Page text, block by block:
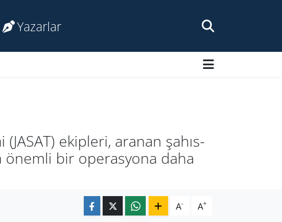
Yazarlar
(JASAT) ekip­le­ri, ara­nan şa­hıs­
önem­li bir ope­ras­yo­na daha
A- A+